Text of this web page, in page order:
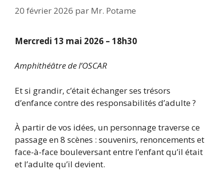
20 février 2026 par Mr. Potame
Mercredi 13 mai 2026 – 18h30
Amphithéâtre de l’OSCAR
Et si grandir, c’était échanger ses trésors
d’enfance contre des responsabilités d’adulte ?
À partir de vos idées, un personnage traverse ce
passage en 8 scènes : souvenirs, renoncements et
face-à-face bouleversant entre l’enfant qu’il était
et l’adulte qu’il devient.